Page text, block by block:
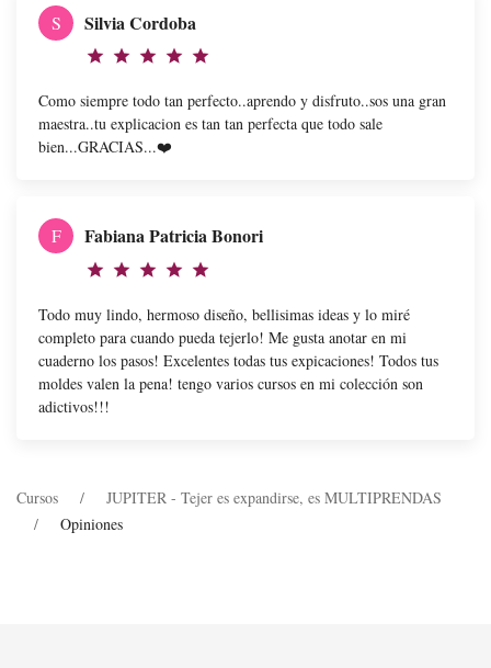
S Silvia Cordoba
star star star star star
Como siempre todo tan perfecto..aprendo y disfruto..sos una gran
maestra..tu explicacion es tan tan perfecta que todo sale
bien...GRACIAS...❤️
F Fabiana Patricia Bonori
star star star star star
Todo muy lindo, hermoso diseño, bellisimas ideas y lo miré
completo para cuando pueda tejerlo! Me gusta anotar en mi
cuaderno los pasos! Excelentes todas tus expicaciones! Todos tus
moldes valen la pena! tengo varios cursos en mi colección son
adictivos!!!
Cursos
JUPITER - Tejer es expandirse, es MULTIPRENDAS
Opiniones